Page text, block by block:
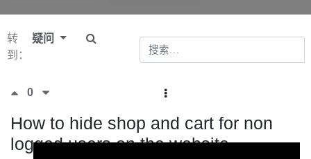
转
到：
疑问
0
How to hide shop and cart for non
logged users on the website